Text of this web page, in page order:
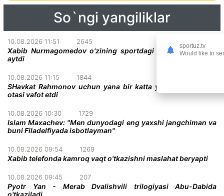
So`ngi yangiliklar
10.08.2026 11:51 2645
Xabib Nurmagomedov o'zining sportdagi ikki qahramonini
aytdi
10.08.2026 11:15 1844
SHavkat Rahmonov uchun yana bir katta yo'qotish - uning
otasi vafot etdi
10.08.2026 10:30 1729
Islam Maxachev: "Men dunyodagi eng yaxshi jangchiman va
buni Filadelfiyada isbotlayman"
10.08.2026 09:54 1269
Xabib telefonda kamroq vaqt o'tkazishni maslahat beryapti
10.08.2026 09:45 207
Pyotr Yan - Merab Dvalishvili trilogiyasi Abu-Dabida
sportuz.tv
Would like to